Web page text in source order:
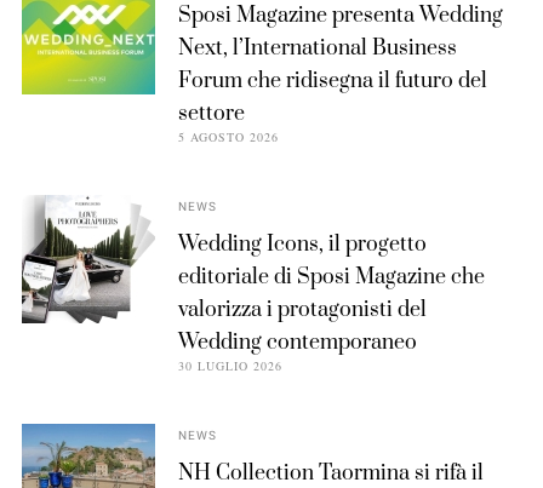
Sposi Magazine presenta Wedding
Next, l’International Business
Forum che ridisegna il futuro del
settore
5 AGOSTO 2026
NEWS
Wedding Icons, il progetto
editoriale di Sposi Magazine che
valorizza i protagonisti del
Wedding contemporaneo
30 LUGLIO 2026
NEWS
NH Collection Taormina si rifà il